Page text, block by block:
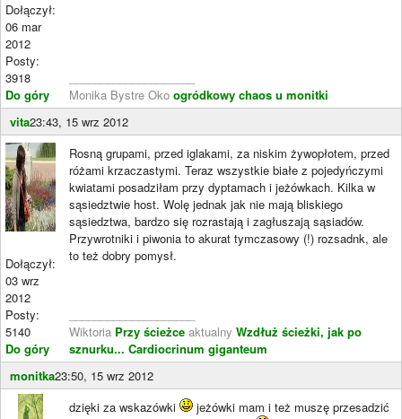
Dołączył:
06 mar
2012
Posty:
3918
Do góry
Monika Bystre Oko ogródkowy chaos u monitki
vita23:43, 15 wrz 2012
Dołączył:
03 wrz
2012
Posty:
5140
Do góry
Rosną grupami, przed iglakami, za niskim żywopłotem, przed
różami krzaczastymi. Teraz wszystkie białe z pojedyńczymi
kwiatami posadziłam przy dyptamach i jeżówkach. Kilka w
sąsiedztwie host. Wolę jednak jak nie mają bliskiego
sąsiedztwa, bardzo się rozrastają i zagłuszają sąsiadów.
Przywrotniki i piwonia to akurat tymczasowy (!) rozsadnk, ale
to też dobry pomysł.
Wiktoria Przy ścieżce aktualny Wzdłuż ścieżki, jak po
sznurku... Cardiocrinum giganteum
monitka23:50, 15 wrz 2012
dzięki za wskazówki
jeżówki mam i też muszę przesadzić